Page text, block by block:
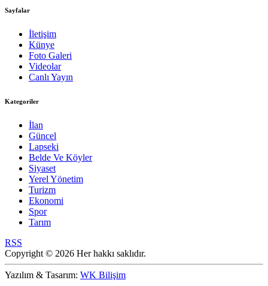
Sayfalar
İletişim
Künye
Foto Galeri
Videolar
Canlı Yayın
Kategoriler
İlan
Güncel
Lapseki
Belde Ve Köyler
Siyaset
Yerel Yönetim
Turizm
Ekonomi
Spor
Tarım
RSS
Copyright © 2026 Her hakkı saklıdır.
Yazılım & Tasarım: WK Bilişim